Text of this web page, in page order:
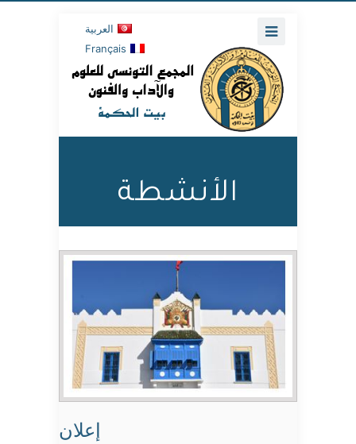
العربية
Français
الأنشطة
إعلان